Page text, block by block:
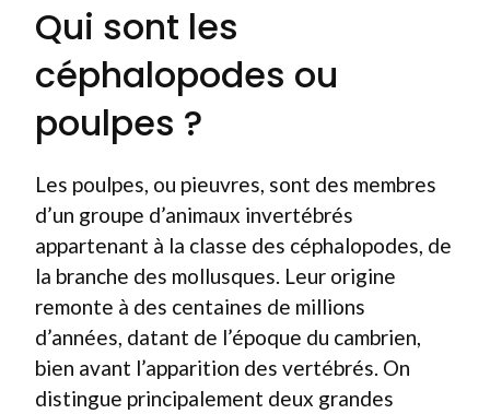
Qui sont les
céphalopodes ou
poulpes ?
Les poulpes, ou pieuvres, sont des membres
d’un groupe d’animaux invertébrés
appartenant à la classe des céphalopodes, de
la branche des mollusques. Leur origine
remonte à des centaines de millions
d’années, datant de l’époque du cambrien,
bien avant l’apparition des vertébrés. On
distingue principalement deux grandes